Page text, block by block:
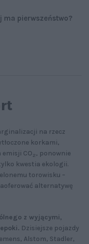
ma pierwszeństwo?
na rzecz
korkami,
CO2, ponownie
kwestia ekologii.
torowisku –
alternatywę
z wyjącymi,
Dzisiejsze pojazdy
Alstom, Stadler,